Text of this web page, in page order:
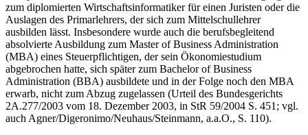
zum diplomierten Wirtschaftsinformatiker für einen Juristen oder die
Auslagen des Primarlehrers, der sich zum Mittelschullehrer
ausbilden lässt. Insbesondere wurde auch die berufsbegleitend
absolvierte Ausbildung zum Master of Business Administration
(MBA) eines Steuerpflichtigen, der sein Ökonomiestudium
abgebrochen hatte, sich später zum Bachelor of Business
Administration (BBA) ausbildete und in der Folge noch den MBA
erwarb, nicht zum Abzug zugelassen (Urteil des Bundesgerichts
2A.277/2003 vom 18. Dezember 2003, in StR 59/2004 S. 451; vgl.
auch Agner/Digeronimo/Neuhaus/Steinmann, a.a.O., S. 110).